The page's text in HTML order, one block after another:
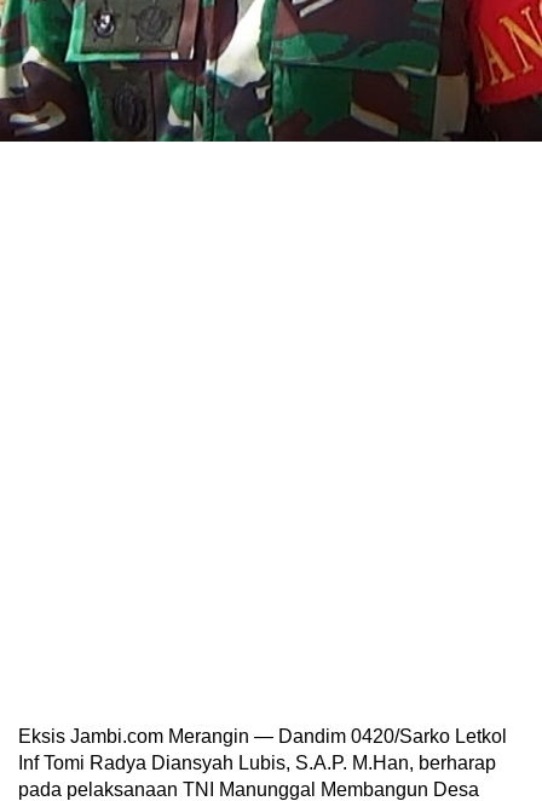
Eksis Jambi.com Merangin — Dandim 0420/Sarko Letkol
Inf Tomi Radya Diansyah Lubis, S.A.P. M.Han, berharap
pada pelaksanaan TNI Manunggal Membangun Desa